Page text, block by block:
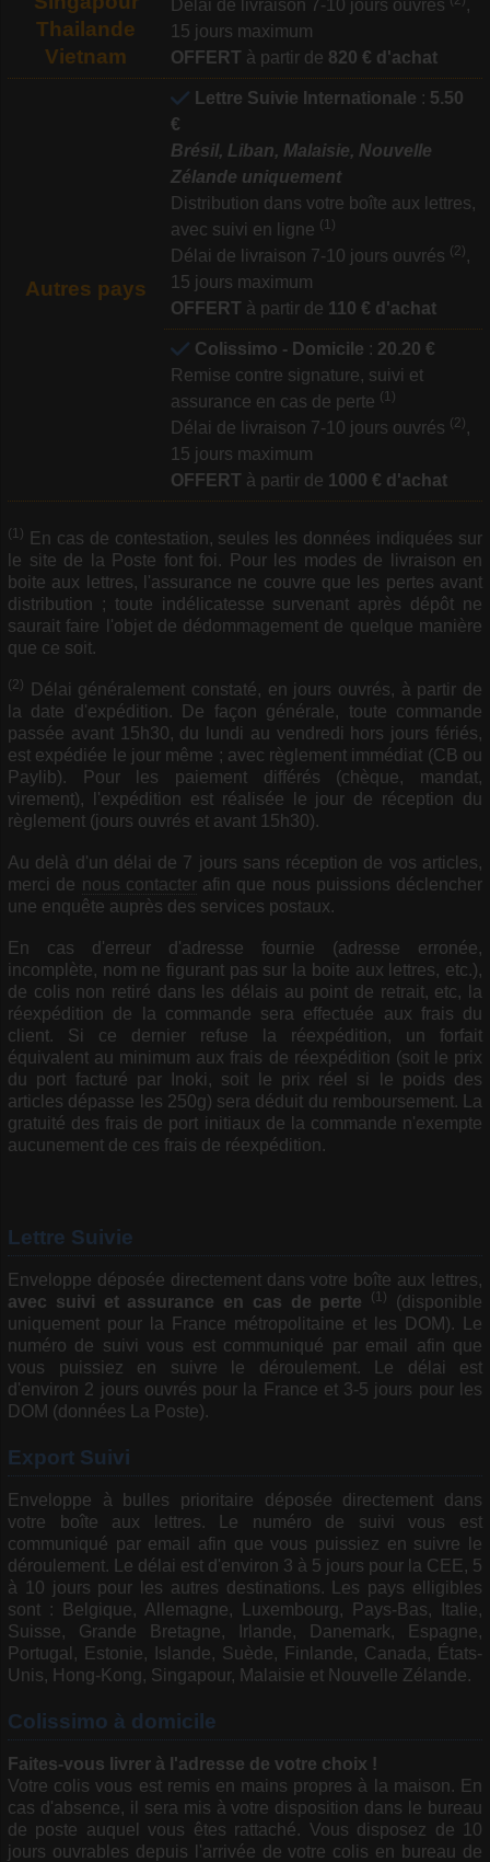
Thailande
Vietnam
Délai de livraison 7-10 jours ouvrés
,
15 jours maximum
OFFERT à partir de 820 € d'achat
Autres pays
Lettre Suivie Internationale : 5.50
€
Brésil, Liban, Malaisie, Nouvelle
Zélande uniquement
Distribution dans votre boîte aux lettres,
avec suivi en ligne (1)
Délai de livraison 7-10 jours ouvrés (2) ,
15 jours maximum
OFFERT à partir de 110 € d'achat
Colissimo - Domicile : 20.20 €
Remise contre signature, suivi et
assurance en cas de perte (1)
Délai de livraison 7-10 jours ouvrés (2) ,
15 jours maximum
OFFERT à partir de 1000 € d'achat
(1)
En cas de contestation, seules les données indiquées sur
le site de la Poste font foi. Pour les modes de livraison en
boite aux lettres, l'assurance ne couvre que les pertes avant
distribution ; toute indélicatesse survenant après dépôt ne
saurait faire l'objet de dédommagement de quelque manière
que ce soit.
(2)
Délai généralement constaté, en jours ouvrés, à partir de
la date d'expédition. De façon générale, toute commande
passée avant 15h30, du lundi au vendredi hors jours fériés,
est expédiée le jour même ; avec règlement immédiat (CB ou
Paylib). Pour les paiement différés (chèque, mandat,
virement), l'expédition est réalisée le jour de réception du
règlement (jours ouvrés et avant 15h30).
Au delà d'un délai de 7 jours sans réception de vos articles,
merci de nous contacterafin que nous puissions déclencher
une enquête auprès des services postaux.
En cas d'erreur d'adresse fournie (adresse erronée,
incomplète, nom ne figurant pas sur la boite aux lettres, etc.),
de colis non retiré dans les délais au point de retrait, etc, la
réexpédition de la commande sera effectuée aux frais du
client. Si ce dernier refuse la réexpédition, un forfait
équivalent au minimum aux frais de réexpédition (soit le prix
du port facturé par Inoki, soit le prix réel si le poids des
articles dépasse les 250g) sera déduit du remboursement. La
gratuité des frais de port initiaux de la commande n'exempte
aucunement de ces frais de réexpédition.
Lettre Suivie
Enveloppe déposée directement dans votre boîte aux lettres,
avec suivi et assurance en cas de perte
(1)
(disponible
uniquement pour la France métropolitaine et les DOM). Le
numéro de suivi vous est communiqué par email afin que
vous puissiez en suivre le déroulement. Le délai est
d'environ 2 jours ouvrés pour la France et 3-5 jours pour les
DOM (données La Poste).
Export Suivi
Enveloppe à bulles prioritaire déposée directement dans
votre boîte aux lettres. Le numéro de suivi vous est
communiqué par email afin que vous puissiez en suivre le
déroulement. Le délai est d'environ 3 à 5 jours pour la CEE, 5
à 10 jours pour les autres destinations. Les pays elligibles
sont : Belgique, Allemagne, Luxembourg, Pays-Bas, Italie,
Suisse, Grande Bretagne, Irlande, Danemark, Espagne,
Portugal, Estonie, Islande, Suède, Finlande, Canada, États-
Unis, Hong-Kong, Singapour, Malaisie et Nouvelle Zélande.
Colissimo à domicile
Faites-vous livrer à l'adresse de votre choix !
Votre colis vous est remis en mains propres à la maison. En
cas d'absence, il sera mis à votre disposition dans le bureau
de poste auquel vous êtes rattaché. Vous disposez de 10
jours ouvrables depuis l'arrivée de votre colis en bureau de